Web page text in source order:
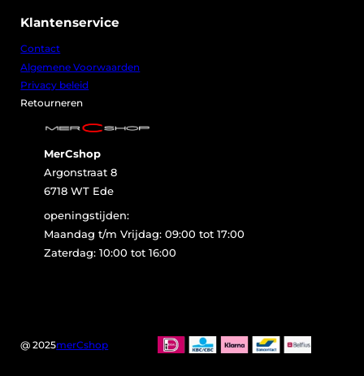
Klantenservice
Contact
Algemene Voorwaarden
Privacy beleid
Retourneren
MerCshop
Argonstraat 8
6718 WT Ede
openingstijden:
Maandag t/m Vrijdag: 09:00 tot 17:00
Zaterdag: 10:00 tot 16:00
@ 2025merCshop